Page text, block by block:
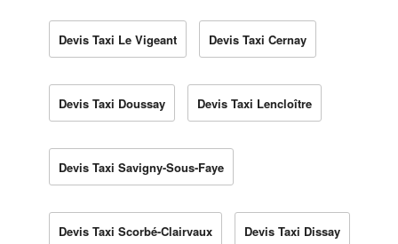
Devis Taxi Le Vigeant Devis Taxi Cernay
Devis Taxi Doussay Devis Taxi Lencloître
Devis Taxi Savigny-Sous-Faye
Devis Taxi Scorbé-Clairvaux Devis Taxi Dissay